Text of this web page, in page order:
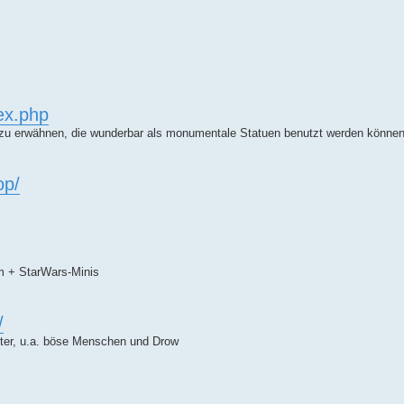
erwähnen, die wunderbar als monumentale Statuen benutzt werden
+ StarWars-Minis
u.a. böse Menschen und Drow